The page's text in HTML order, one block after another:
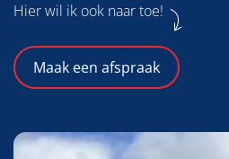
Hier wil ik ook naar toe!
Maak een afspraak